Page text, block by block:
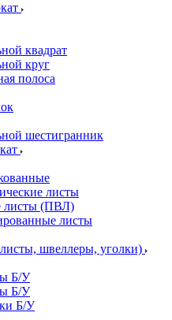
квадрат
круг
полоса
шестигранник
листы
листы (ПВЛ)
листы
швеллеры, уголки)
Б/У
Б/У
Б/У